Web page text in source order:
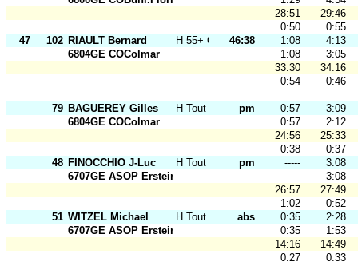
28:51
29:46
0:50
0:55
47
102 RIAULT Bernard H 55+ O 46:38 1:08
4:13
6804GE COColmar
1:08
3:05
33:30
34:16
0:54
0:46
79 BAGUEREY Gilles H Tout Ages pm 0:57
3:09
6804GE COColmar
0:57
2:12
24:56
25:33
0:38
0:37
48 FINOCCHIO J-Luc H Tout Ages pm -----
3:08
6707GE ASOP Erstein
3:08
26:57
27:49
1:02
0:52
51 WITZEL Michael H Tout Ages abs 0:35
2:28
6707GE ASOP Erstein
0:35
1:53
14:16
14:49
0:27
0:33